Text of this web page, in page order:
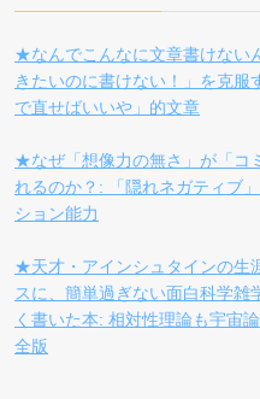
★なんでこんなに文章書けない
きたいのに書けない！」を克服
で直せばいいや」的文章
★なぜ「想像力の無さ」が「コ
れるのか？: 「隠れネガティブ
ション能力
★天才・アインシュタインの生
スに、簡単過ぎない面白科学雑
く書いた本: 相対性理論も宇宙
全版